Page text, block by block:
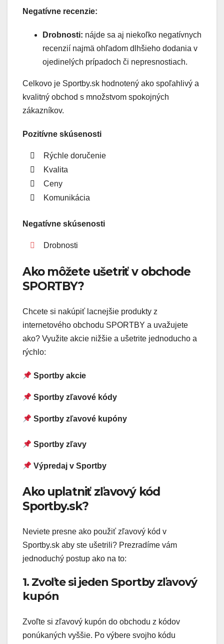
Negatívne recenzie:
Drobnosti: nájde sa aj niekoľko negatívnych
recenzií najmä ohľadom dlhšieho dodania v
ojedinelých prípadoch či nepresnostiach.
Celkovo je Sportby.sk hodnotený ako spoľahlivý a
kvalitný obchod s množstvom spokojných
zákazníkov.
Pozitívne skúsenosti
Rýchle doručenie
Kvalita
Ceny
Komunikácia
Negatívne skúsenosti
Drobnosti
Ako môžete ušetriť v obchode
SPORTBY?
Chcete si nakúpiť lacnejšie produkty z
internetového obchodu SPORTBY a uvažujete
ako? Využite akcie nižšie a ušetrite jednoducho a
rýchlo:
Sportby akcie
Sportby zľavové kódy
Sportby zľavové kupóny
Sportby zľavy
Výpredaj v Sportby
Ako uplatniť zľavový kód
Sportby.sk?
Neviete presne ako použiť zľavový kód v
Sportby.sk aby ste ušetrili? Prezradíme vám
jednoduchý postup ako na to:
1. Zvoľte si jeden Sportby zľavový
kupón
Zvoľte si zľavový kupón do obchodu z kódov
ponúkaných vyššie. Po výbere svojho kódu